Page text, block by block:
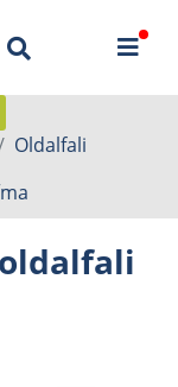
Oldalfali